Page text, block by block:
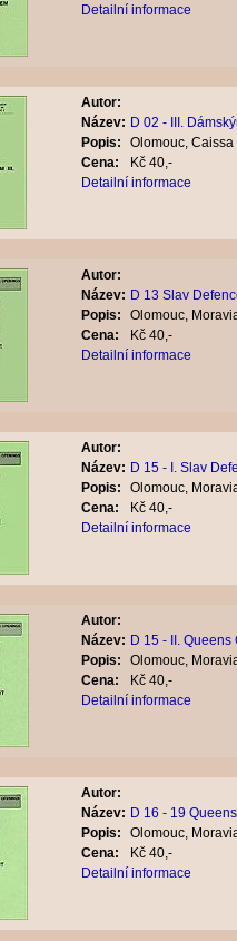
Detailní informace
Autor:
Název: D 02 - III.
Popis:
Olomouc,
Cena:
Kč 40,-
Detailní informace
Autor:
Název: D 13 Slav
Popis:
Olomouc,
Cena:
Kč 40,-
Detailní informace
Autor:
Název: D 15 - I. Slav
Popis:
Olomouc,
Cena:
Kč 40,-
Detailní informace
Autor:
Název: D 15 - II. Queens
Popis:
Olomouc,
Cena:
Kč 40,-
Detailní informace
Autor:
Název: D 16 - 19
Popis:
Olomouc,
Cena:
Kč 40,-
Detailní informace